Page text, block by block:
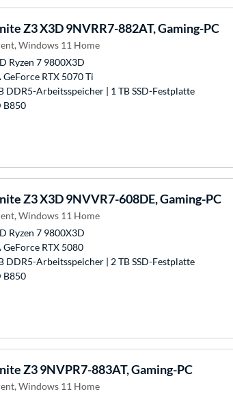
Z3 X3D 9NVRR7-882AT, Gaming-PC
Windows 11 Home
Ryzen 7 9800X3D
RTX 5070 Ti
DDR5-Arbeitsspeicher | 1 TB SSD-Festplatte
B850
Z3 X3D 9NVVR7-608DE, Gaming-PC
Windows 11 Home
Ryzen 7 9800X3D
RTX 5080
DDR5-Arbeitsspeicher | 2 TB SSD-Festplatte
B850
Z3 9NVPR7-883AT, Gaming-PC
Windows 11 Home